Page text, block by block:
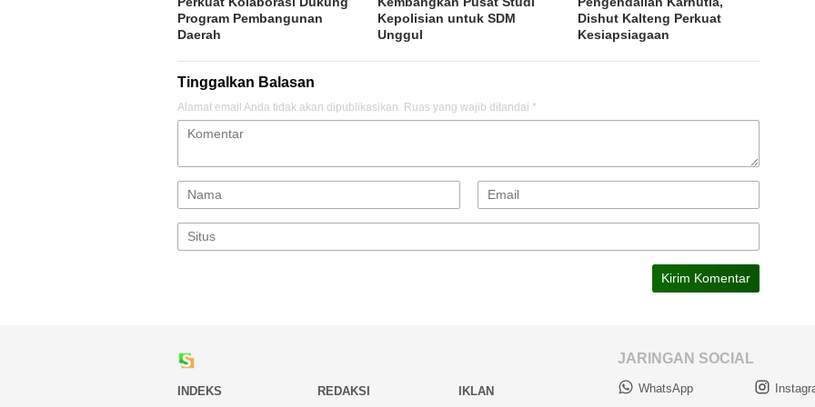
Program Pembangunan
Daerah
Kepolisian untuk SDM
Unggul
Dishut Kalteng Perkuat
Kesiapsiagaan
Tinggalkan Balasan
Alamat email Anda tidak akan dipublikasikan. Ruas yang wajib ditandai *
INDEKS REDAKSI IKLAN
JARINGAN SOCIAL
WhatsApp